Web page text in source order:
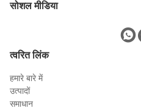
सोशल मीडिया
त्वरित लिंक
हमारे बारे में
उत्पादों
समाधान